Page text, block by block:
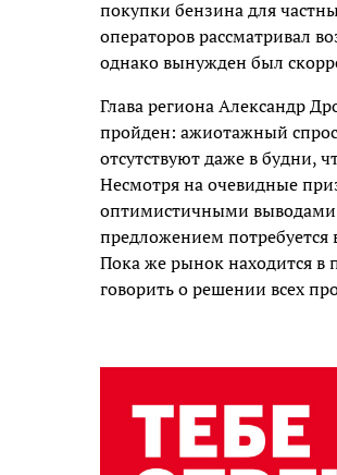
покупки бензина для
операторов рассматривал
однако вынужден был
Глава региона Александр
пройден: ажиотажный
отсутствуют даже в будни,
Несмотря на очевидные
оптимистичными выводами.
предложением потребуется
Пока же рынок находится в
говорить о решении всех